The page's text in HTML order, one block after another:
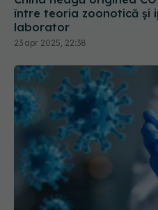
între teoria zoonotică și
laborator
23 apr 2025, 22:38